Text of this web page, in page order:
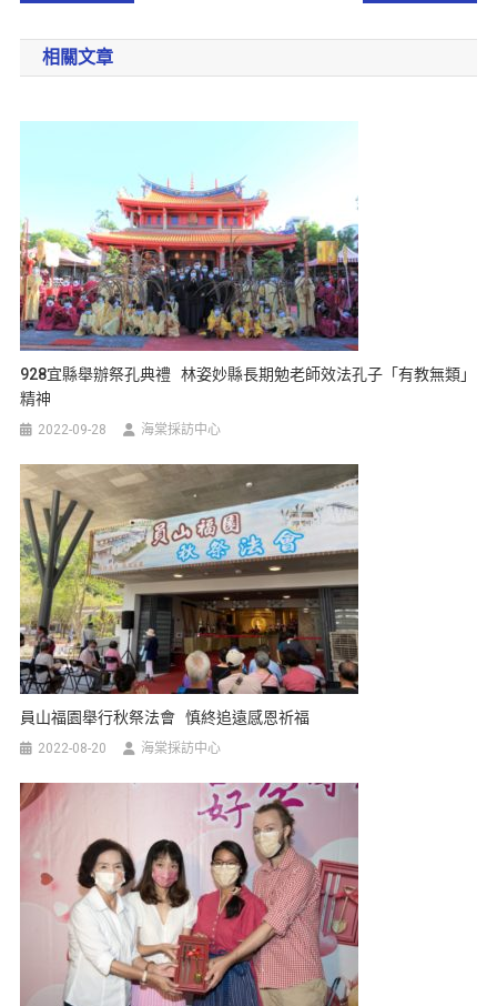
相關文章
928宜縣舉辦祭孔典禮 林姿妙縣長期勉老師效法孔子「有教無類」
精神
2022-09-28 海棠採訪中心
員山福園舉行秋祭法會 慎終追遠感恩祈福
2022-08-20 海棠採訪中心